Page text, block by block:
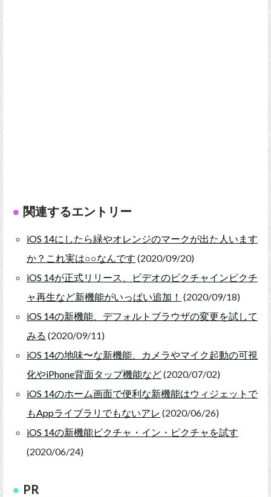
関連するエントリー
iOS 14にしたら緑やオレンジのマークが出た人います
か？これ実は○○なんです (2020/09/20)
iOS 14が正式リリース、ビデオのピクチャインピクチ
ャ再生など新機能がいっぱい追加！ (2020/09/18)
iOS 14の新機能、デフォルトブラウザの変更を試して
みる (2020/09/11)
iOS 14の地味〜な新機能、カメラやマイク起動の可視
化やiPhone背面タップ機能など(2020/07/02)
iOS 14のホーム画面で便利な新機能はウィジェットで
もAppライブラリでもないアレ (2020/06/26)
iOS 14の新機能ピクチャ・イン・ピクチャを試す
(2020/06/24)
PR